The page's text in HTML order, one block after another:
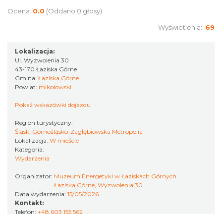
Katowice
Chorzów
17.77 km
Ocena: 0.0 (Oddano 0 głosy)
Wyświetlenia: 69
Lokalizacja:
Ul. Wyzwolenia 30
43-170 Łaziska Górne
Gmina: Łaziska Górne
Powiat: mikołowski
Pokaż wskazówki dojazdu
Region turystyczny:
Śląsk, Górnośląsko-Zagłębiowska Metropolia
Lokalizacja: W mieście
Kategoria:
Wydarzenia
Organizator: Muzeum Energetyki w Łaziskach Górnych
Łaziska Górne, Wyzwolenia 30
Data wydarzenia: 15/05/2026
Kontakt:
Telefon: +48 603 155 562